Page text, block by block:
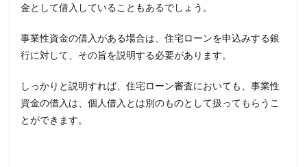
金として借入していることもあるでしょう。
事業性資金の借入がある場合は、住宅ローンを申込みする銀
行に対して、その旨を説明する必要があります。
しっかりと説明すれば、住宅ローン審査においても、事業性
資金の借入は、個人借入とは別のものとして扱ってもらうこ
とができます。